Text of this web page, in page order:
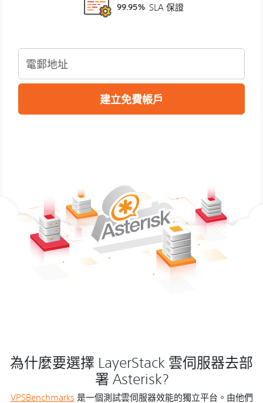
99.95% SLA 保證
建立免費帳戶
為什麼要選擇 LayerStack 雲伺服器去部
署 Asterisk?
VPSBenchmarks 是一個測試雲伺服器效能的獨立平台。由他們